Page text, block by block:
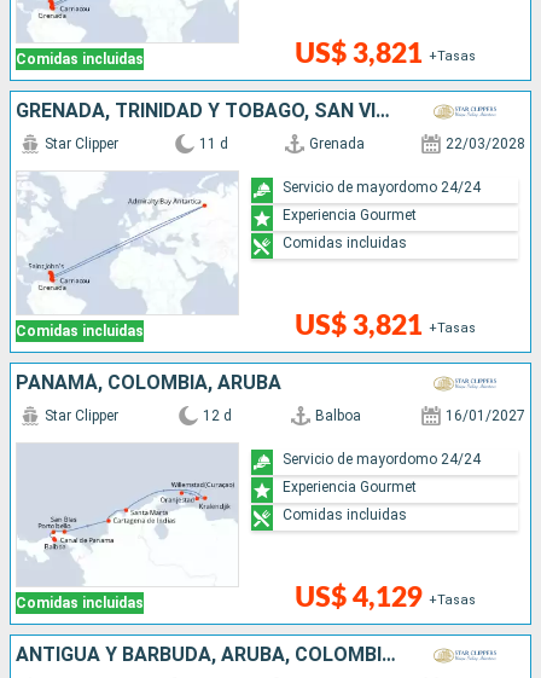
Comidas incluidas US$ 3,821 +Tasas
GRENADA, TRINIDAD Y TOBAGO, SAN VINCENT Y LAS GRANADINAS, ANTÁRTICO, ANTIGUA Y BARBUDA
Comidas incluidas
Star Clipper 11 d Grenada 22/03/2028
US$ 3,821 +Tasas
Servicio de mayordomo 24/24
Experiencia Gourmet
Comidas incluidas
PANAMÁ, COLOMBIA, ARUBA
Comidas incluidas
Star Clipper 12 d Balboa 16/01/2027
US$ 4,129 +Tasas
Servicio de mayordomo 24/24
Experiencia Gourmet
Comidas incluidas
ANTIGUA Y BARBUDA, ARUBA, COLOMBIA, PANAMÁ